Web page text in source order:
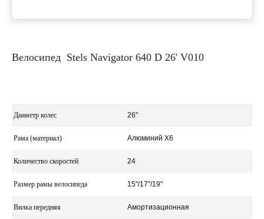
Велосипед Stels Navigator 640 D 26' V010
Диаметр колес 26"
Рама (материал) Алюминий Х6
Количество скоростей 24
Размер рамы велосипеда 15"/17"/19"
Вилка передняя Амортизационная